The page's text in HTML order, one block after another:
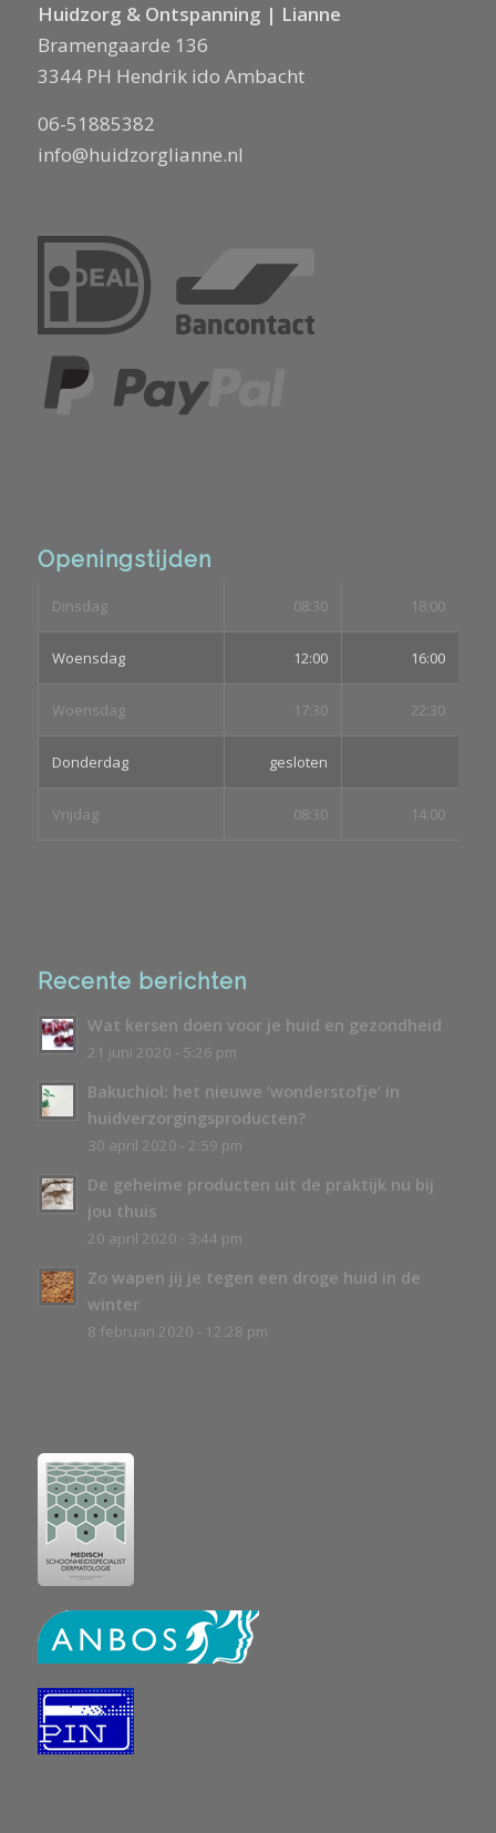
Huidzorg & Ontspanning | Lianne
Bramengaarde 136
3344 PH Hendrik ido Ambacht
06-51885382
info@huidzorglianne.nl
Openingstijden
Dinsdag 08:30 18:00
Woensdag 12:00 16:00
Woensdag 17:30 22:30
Donderdag gesloten
Vrijdag 08:30 14:00
Recente berichten
Wat kersen doen voor je huid en gezondheid
21 juni 2020 - 5:26 pm
Bakuchiol: het nieuwe ‘wonderstofje’ in
huidverzorgingsproducten?
30 april 2020 - 2:59 pm
De geheime producten uit de praktijk nu bij
jou thuis
20 april 2020 - 3:44 pm
Zo wapen jij je tegen een droge huid in de
winter
8 februari 2020 - 12:28 pm